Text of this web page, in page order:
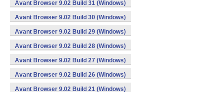
Avant Browser 9.02 Build 31 (Windows)
Avant Browser 9.02 Build 30 (Windows)
Avant Browser 9.02 Build 29 (Windows)
Avant Browser 9.02 Build 28 (Windows)
Avant Browser 9.02 Build 27 (Windows)
Avant Browser 9.02 Build 26 (Windows)
Avant Browser 9.02 Build 21 (Windows)